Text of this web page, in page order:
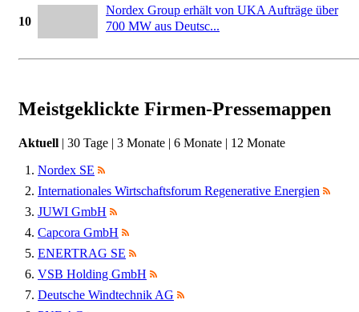
10
Nordex Group erhält von UKA Aufträge über
700 MW aus Deutsc...
Meistgeklickte Firmen-Pressemappen
Aktuell | 30 Tage | 3 Monate | 6 Monate | 12 Monate
Nordex SE
Internationales Wirtschaftsforum Regenerative Energien
JUWI GmbH
Capcora GmbH
ENERTRAG SE
VSB Holding GmbH
Deutsche Windtechnik AG